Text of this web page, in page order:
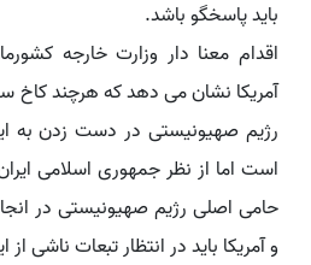
باید پاسخگو باشد.
اقدام معنا دار وزارت خارجه
آمریکا نشان می دهد که هرچند کاخ
رژیم صهیونیستی در دست زدن به
است اما از نظر جمهوری اسلامی
حامی اصلی رژیم صهیونیستی در
و آمریکا باید در انتظار تبعات ناشی